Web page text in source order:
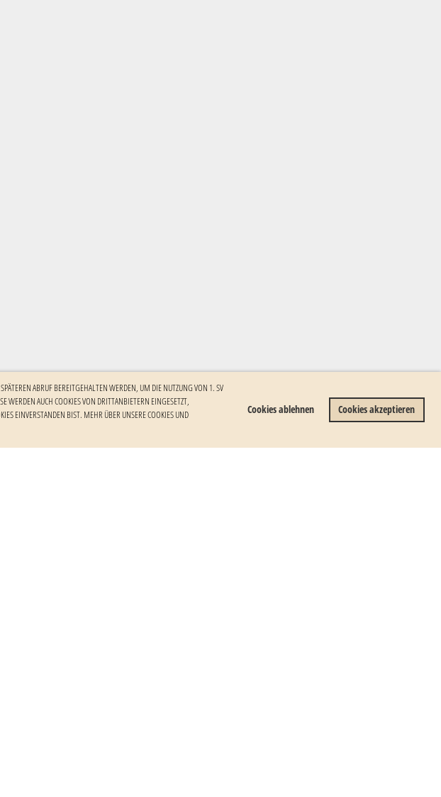
ABRUF BEREITGEHALTEN WERDEN, UM DIE NUTZUNG VON 1. SV
AUCH COOKIES VON DRITTANBIETERN EINGESETZT, I
EINVERSTANDEN BIST. MEHR ÜBER UNSERE COOKIES UND W
Cookies ablehnen Cookies akzeptieren